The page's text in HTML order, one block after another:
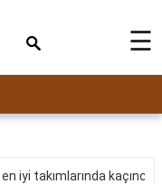
☰
iyi takımlarında kaçıncı